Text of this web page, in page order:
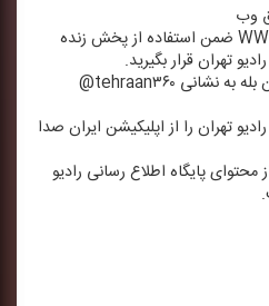
وب
سایتWWW.RADIOTEHRAN.IR ضمن استفاده از پخش زنده
تهران قرار بگیرید.
كانال رادیو تهران را در پیام رسان بله به نشانی tehraan۳۶۰@
تهران را از اپلیكیشن ایران صدا
محتوای پایگاه اطلاع رسانی رادیو